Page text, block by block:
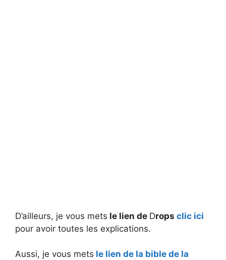
D’ailleurs, je vous mets le lien de Drops clic ici
pour avoir toutes les explications.
Aussi, je vous mets le lien de la bible de la